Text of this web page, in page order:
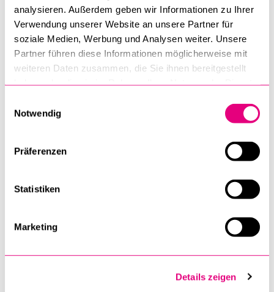
analysieren. Außerdem geben wir Informationen zu Ihrer
Verwendung unserer Website an unsere Partner für
soziale Medien, Werbung und Analysen weiter. Unsere
Partner führen diese Informationen möglicherweise mit
weiteren Daten zusammen, die Sie ihnen bereitgestellt
Notwendig
Präferenzen
Statistiken
Marketing
Details zeigen
Die Online-Anmeldung wird am 01.09.2026 auf dieser Seite
freigeschaltet. Die Platzzahl ist beschränkt.
Lehrmittel: Wir arbeiten weiter mitNuovo Espresso plus 1
einsprachige Ausgabe, Buch mit Code; Luciana Ziglio,
angemeldeten Studierenden in den ersten Wochen des
Für die Teilnahme am Semesterkurs können 2 ECTS-Punkte